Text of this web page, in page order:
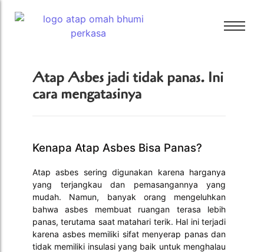
Bali Bitumen
Tamko
Tarkey
Tegola
Bali Bitumen
Tamko
Tegola
Atap Asbes jadi tidak panas. Ini
cara mengatasinya
Kenapa Atap Asbes Bisa Panas?
Atap asbes sering digunakan karena harganya
yang terjangkau dan pemasangannya yang
mudah. Namun, banyak orang mengeluhkan
bahwa asbes membuat ruangan terasa lebih
panas, terutama saat matahari terik. Hal ini terjadi
karena asbes memiliki sifat menyerap panas dan
tidak memiliki insulasi yang baik untuk menghalau